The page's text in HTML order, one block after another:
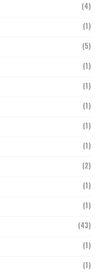
(4)
(1)
(5)
(1)
(1)
(1)
(1)
(1)
(2)
(1)
(1)
(43)
(1)
(1)